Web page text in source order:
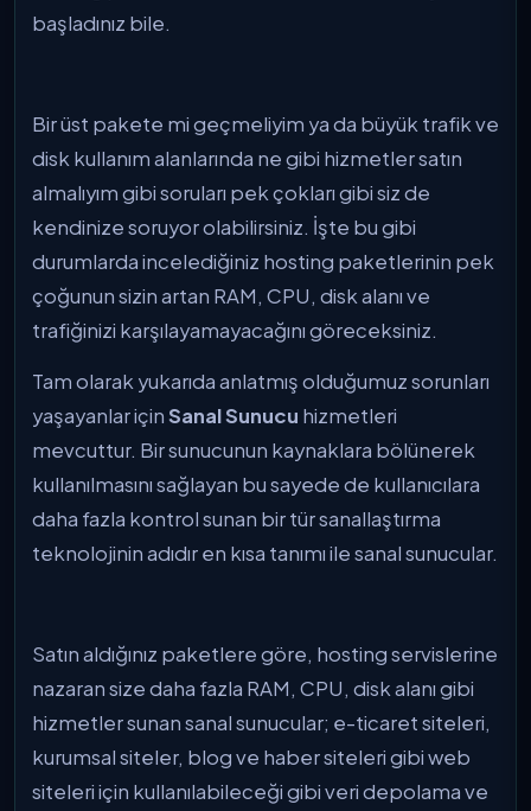
başladınız bile.
Bir üst pakete mi geçmeliyim ya da büyük trafik ve
disk kullanım alanlarında ne gibi hizmetler satın
almalıyım gibi soruları pek çokları gibi siz de
kendinize soruyor olabilirsiniz. İşte bu gibi
durumlarda incelediğiniz hosting paketlerinin pek
çoğunun sizin artan RAM, CPU, disk alanı ve
trafiğinizi karşılayamayacağını göreceksiniz.
Tam olarak yukarıda anlatmış olduğumuz sorunları
yaşayanlar içinSanal Sunucu hizmetleri
mevcuttur. Bir sunucunun kaynaklara bölünerek
kullanılmasını sağlayan bu sayede de kullanıcılara
daha fazla kontrol sunan bir tür sanallaştırma
teknolojinin adıdır en kısa tanımı ile sanal sunucular.
Satın aldığınız paketlere göre, hosting servislerine
nazaran size daha fazla RAM, CPU, disk alanı gibi
hizmetler sunan sanal sunucular; e-ticaret siteleri,
kurumsal siteler, blog ve haber siteleri gibi web
siteleri için kullanılabileceği gibi veri depolama ve